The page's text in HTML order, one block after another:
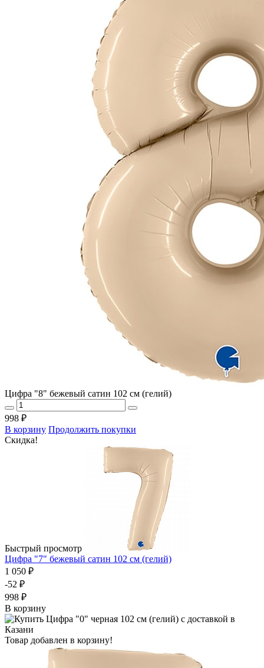
Цифра "8" бежевый сатин 102 см (гелий)
998 ₽
В корзину Продолжить покупки
Скидка!
Быстрый просмотр
Цифра "7" бежевый сатин 102 см (гелий)
1 050 ₽
-52 ₽
998 ₽
В корзину
Товар добавлен в корзину!